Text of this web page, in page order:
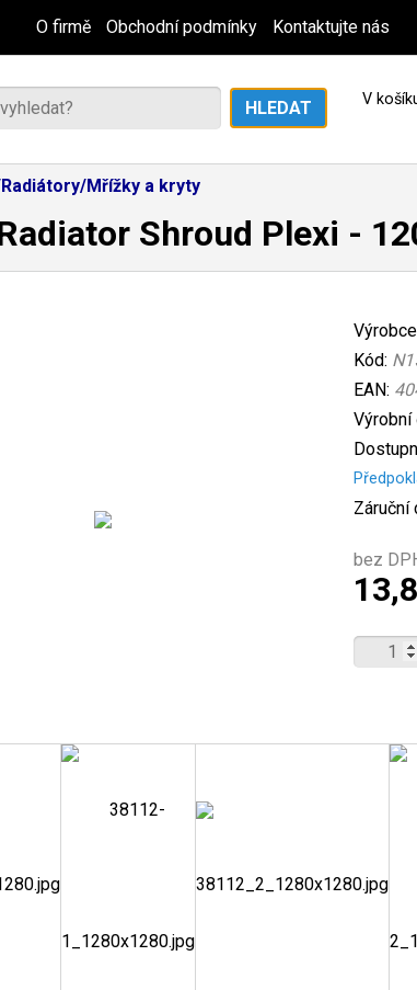
O firmě Obchodní podmínky Kontaktujte nás
V
Mřížky a kryty
Shroud Plexi -
Kód:
EAN:
Výrobní
Záruční
bez